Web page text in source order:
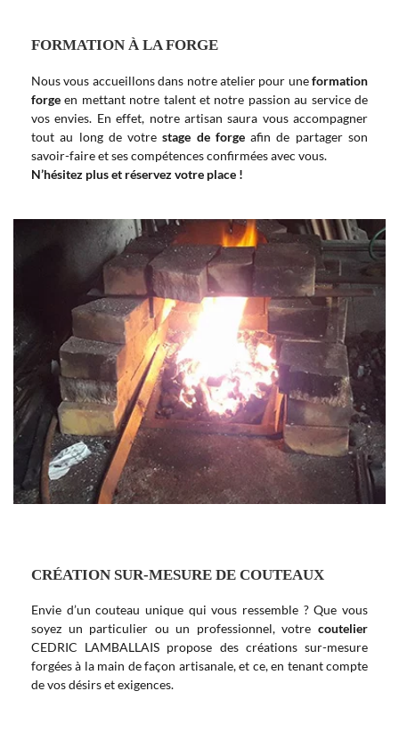
FORMATION À LA FORGE
Nous vous accueillons dans notre atelier pour uneformation
forge en mettant notre talent et notre passion au service de
vos envies. En effet, notre artisan saura vous accompagner
tout au long de votrestage de forgeafin de partager son
savoir-faire et ses compétences confirmées avec vous.
N’hésitez plus et réservez votre place !
CRÉATION SUR-MESURE DE COUTEAUX
Envie d’un couteau unique qui vous ressemble ? Que vous
soyez un particulier ou un professionnel, votre coutelier
CEDRIC LAMBALLAIS propose des créations sur-mesure
forgées à la main de façon artisanale, et ce, en tenant compte
de vos désirs et exigences.